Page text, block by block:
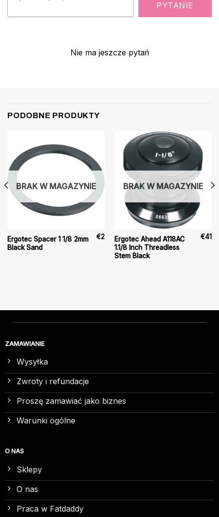
PYTANIE
Nie ma jeszcze pytań
PODOBNE PRODUKTY
BRAK W MAGAZYNIE
Ergotec Spacer 1 1/8 2mm
Black Sand
€2
BRAK W MAGAZYNIE
Ergotec Ahead A118AC
1.1/8 Inch Threadless
Stem Black
€41
ZAMAWIANIE
Wysyłka
Zwroty i refundacje
Proszę zamawiać jako biznes
Warunki ogólne
O NAS
Sklepy
O nas
Praca w Fatdaddy